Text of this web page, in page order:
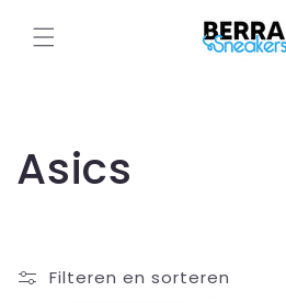
C
l
Asics
Filteren en sorteren